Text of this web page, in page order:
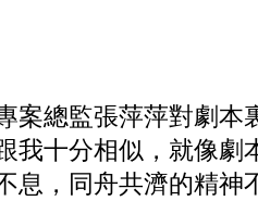
案總監張萍萍對劇本
我十分相似，就像劇
息，同舟共濟的精神